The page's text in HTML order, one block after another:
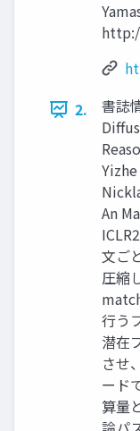
2.
書誌
An
文ご
圧縮
行う
潜在
させ
ード
算量